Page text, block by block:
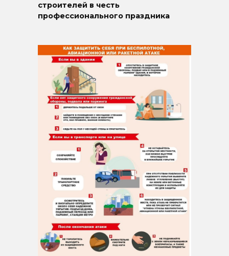
строителей в честь
профессионального праздника